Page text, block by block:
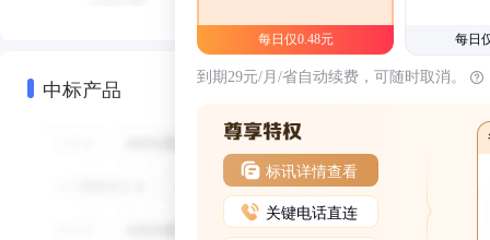
中标产品
每日仅0.48元 每日
到期29元/月/省自动续费，可随时取消。
标讯详情查看
关键电话直连